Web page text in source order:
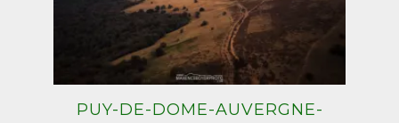
PUY-DE-DOME-AUVERGNE-